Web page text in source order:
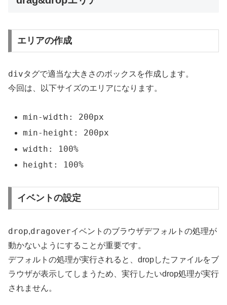
エリアの作成
divタグで適当な大きさのボックスを作成します。
今回は、以下サイズのエリアになります。
min-width: 200px
min-height: 200px
width: 100%
height: 100%
イベントの設定
drop,dragoverイベントのブラウザデフォルトの処理が
動かないようにすることが重要です。
デフォルトの処理が実行されると、dropしたファイルをブ
ラウザが表示してしまうため、実行したいdrop処理が実行
されません。